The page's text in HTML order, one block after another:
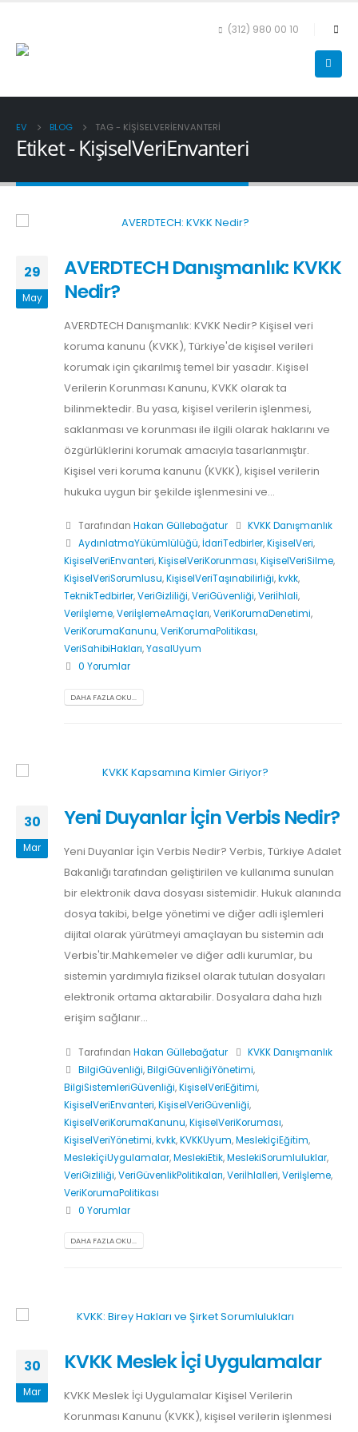
(312) 980 00 10
EV BLOG TAG - KIŞISELVERIENVANTERI
Etiket - KişiselVeriEnvanteri
29
May
AVERDTECH Danışmanlık: KVKK
Nedir?
AVERDTECH Danışmanlık: KVKK Nedir? Kişisel veri
koruma kanunu (KVKK), Türkiye'de kişisel verileri
korumak için çıkarılmış temel bir yasadır. Kişisel
Verilerin Korunması Kanunu, KVKK olarak ta
bilinmektedir. Bu yasa, kişisel verilerin işlenmesi,
saklanması ve korunması ile ilgili olarak haklarını ve
özgürlüklerini korumak amacıyla tasarlanmıştır.
Kişisel veri koruma kanunu (KVKK), kişisel verilerin
hukuka uygun bir şekilde işlenmesini ve...
Tarafından Hakan Güllebağatur
KVKK Danışmanlık
AydınlatmaYükümlülüğü,İdariTedbirler,KişiselVeri,
KişiselVeriEnvanteri,KişiselVeriKorunması,KişiselVeriSilme,
KişiselVeriSorumlusu,KişiselVeriTaşınabilirliği,kvkk,
TeknikTedbirler,VeriGizliliği,VeriGüvenliği,Veriİhlali,
Veriİşleme,VeriİşlemeAmaçları,VeriKorumaDenetimi,
VeriKorumaKanunu,VeriKorumaPolitikası,
VeriSahibiHakları,YasalUyum
0 Yorumlar
DAHA FAZLA OKU...
30
Mar
Yeni Duyanlar İçin Verbis Nedir?
Yeni Duyanlar İçin Verbis Nedir? Verbis, Türkiye Adalet
Bakanlığı tarafından geliştirilen ve kullanıma sunulan
bir elektronik dava dosyası sistemidir. Hukuk alanında
dosya takibi, belge yönetimi ve diğer adli işlemleri
dijital olarak yürütmeyi amaçlayan bu sistemin adı
Verbis'tir.Mahkemeler ve diğer adli kurumlar, bu
sistemin yardımıyla fiziksel olarak tutulan dosyaları
elektronik ortama aktarabilir. Dosyalara daha hızlı
erişim sağlanır...
Tarafından Hakan Güllebağatur
KVKK Danışmanlık
BilgiGüvenliği,BilgiGüvenliğiYönetimi,
BilgiSistemleriGüvenliği,KişiselVeriEğitimi,
KişiselVeriEnvanteri,KişiselVeriGüvenliği,
KişiselVeriKorumaKanunu,KişiselVeriKoruması,
KişiselVeriYönetimi,kvkk,KVKKUyum,MeslekİçiEğitim,
MeslekİçiUygulamalar,MeslekiEtik,MeslekiSorumluluklar,
VeriGizliliği,VeriGüvenlikPolitikaları,Veriİhlalleri,Veriİşleme,
VeriKorumaPolitikası
0 Yorumlar
DAHA FAZLA OKU...
30
Mar
KVKK Meslek İçi Uygulamalar
KVKK Meslek İçi Uygulamalar Kişisel Verilerin
Korunması Kanunu (KVKK), kişisel verilerin işlenmesi